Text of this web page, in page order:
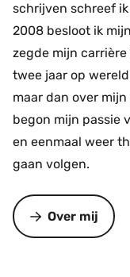
schrijven schreef
2008 besloot ik
zegde mijn
twee jaar op
maar dan over
begon mijn passie
en eenmaal weer
gaan volgen.
Over mij